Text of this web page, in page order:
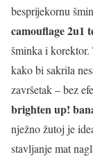
besprijekornu
camouflage 2u1
šminka i
kako bi sakrila
završetak – bez
brighten up!
nježno žutoj je
stavljanje mat